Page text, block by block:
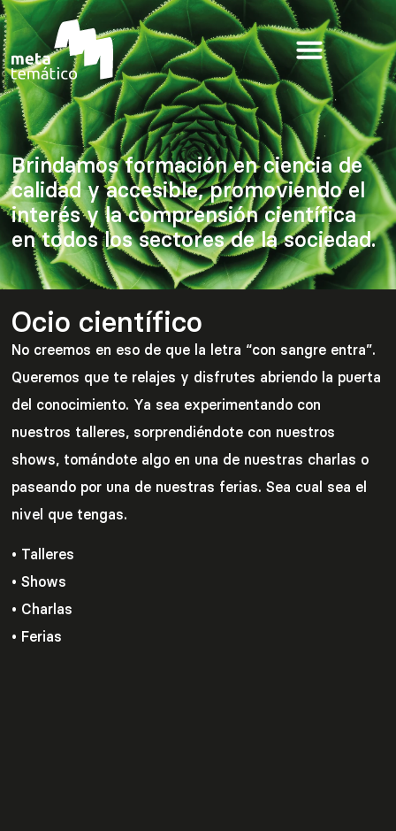
Nota:
este
sitio
web
incluye
sistema
de
accesibilidad.
Brindamos formación en ciencia de
calidad y accesible, promoviendo el
interés y la comprensión científica
en todos los sectores de la sociedad.
Ocio científico
No creemos en eso de que la letra “con sangre entra”.
Queremos que te relajes y disfrutes abriendo la puerta
del conocimiento. Ya sea experimentando con
nuestros talleres, sorprendiéndote con nuestros
shows, tomándote algo en una de nuestras charlas o
paseando por una de nuestras ferias. Sea cual sea el
nivel que tengas.
• Talleres
• Shows
• Charlas
• Ferias